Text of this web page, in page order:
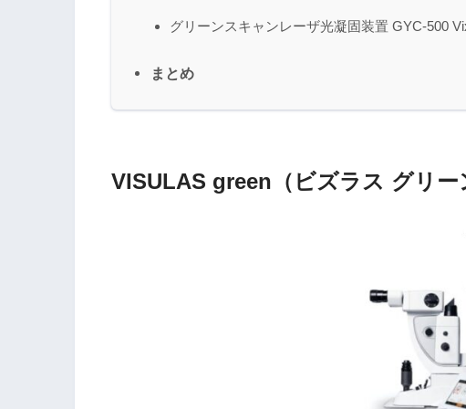
グリーンスキャンレーザ光凝固装置 GYC-500
まとめ
VISULAS green（ビズラス グリー